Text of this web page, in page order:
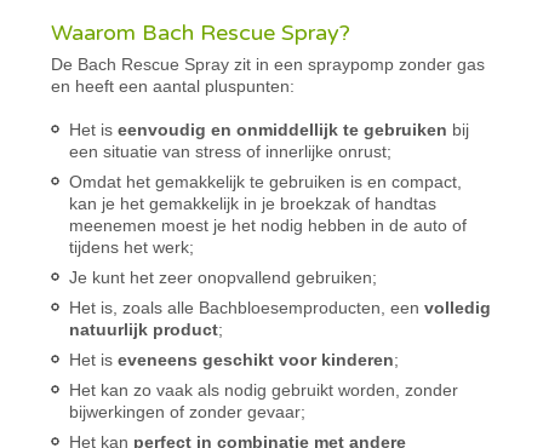
Waarom Bach Rescue Spray?
De Bach Rescue Spray zit in een spraypomp zonder gas
en heeft een aantal pluspunten:
Het iseenvoudig en onmiddellijk te gebruiken bij
een situatie van stress of innerlijke onrust;
Omdat het gemakkelijk te gebruiken is en compact,
kan je het gemakkelijk in je broekzak of handtas
meenemen moest je het nodig hebben in de auto of
tijdens het werk;
Je kunt het zeer onopvallend gebruiken;
Het is, zoals alle Bachbloesemproducten, eenvolledig
natuurlijk product;
Het iseveneens geschikt voor kinderen;
Het kan zo vaak als nodig gebruikt worden, zonder
bijwerkingen of zonder gevaar;
Het kan perfect in combinatie met andere